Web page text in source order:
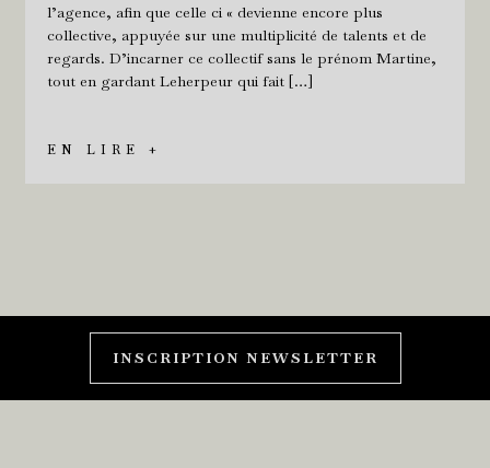
l’agence, afin que celle ci « devienne encore plus
collective, appuyée sur une multiplicité de talents et de
regards. D’incarner ce collectif sans le prénom Martine,
tout en gardant Leherpeur qui fait […]
EN LIRE +
INSCRIPTION NEWSLETTER